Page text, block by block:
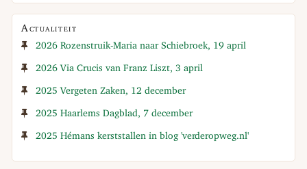
Actualiteit
2026 Rozenstruik-Maria naar Schiebroek, 19 april
2026 Via Crucis van Franz Liszt, 3 april
2025 Vergeten Zaken, 12 december
2025 Haarlems Dagblad, 7 december
2025 Hémans kerststallen in blog 'verderopweg.nl'